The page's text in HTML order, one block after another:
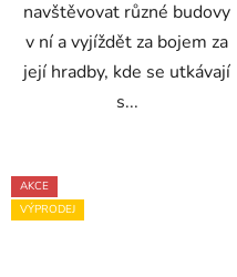
navštěvovat různé budovy
v ní a vyjíždět za bojem za
její hradby, kde se utkávají
s...
AKCE
VÝPRODEJ